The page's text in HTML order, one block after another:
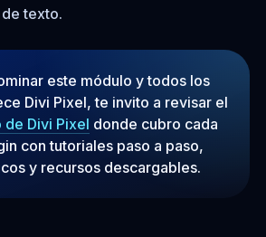
texto.
este módulo y todos los
Divi Pixel, te invito a revisar el
Divi Pixel donde cubro cada
con tutoriales paso a paso,
y recursos descargables.